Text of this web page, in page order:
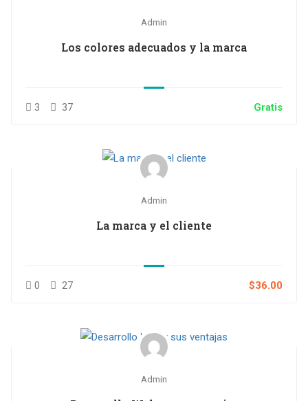
Admin
Los colores adecuados y la marca
3 37 Gratis
Admin
La marca y el cliente
0 27 $36.00
Admin